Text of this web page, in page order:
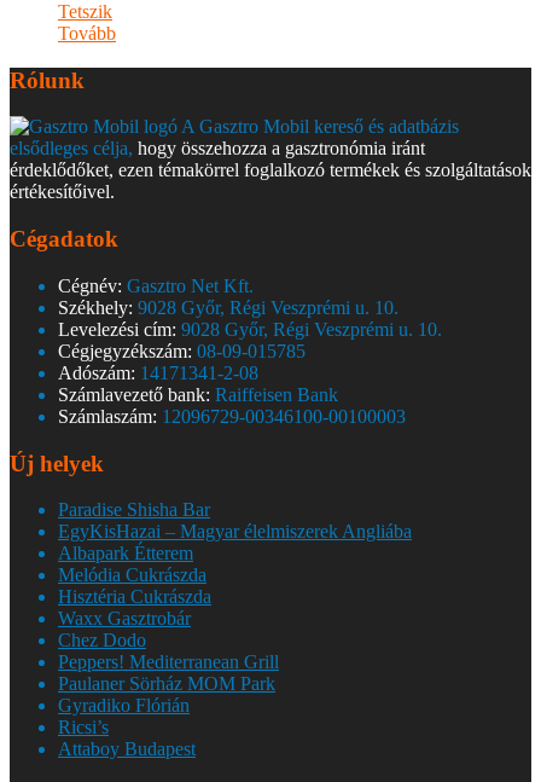
Tetszik
Tovább
Rólunk
A Gasztro Mobil kereső és adatbázis
elsődleges célja, hogy összehozza a gasztronómia iránt
érdeklődőket, ezen témakörrel foglalkozó termékek és szolgáltatások
értékesítőivel.
Cégadatok
Cégnév: Gasztro Net Kft.
Székhely: 9028 Győr, Régi Veszprémi u. 10.
Levelezési cím: 9028 Győr, Régi Veszprémi u. 10.
Cégjegyzékszám: 08-09-015785
Adószám: 14171341-2-08
Számlavezető bank: Raiffeisen Bank
Számlaszám: 12096729-00346100-00100003
Új helyek
Paradise Shisha Bar
EgyKisHazai – Magyar élelmiszerek Angliába
Albapark Étterem
Melódia Cukrászda
Hisztéria Cukrászda
Waxx Gasztrobár
Chez Dodo
Peppers! Mediterranean Grill
Paulaner Sörház MOM Park
Gyradiko Flórián
Ricsi’s
Attaboy Budapest